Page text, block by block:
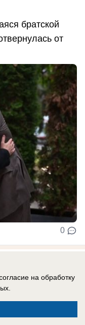
братской
от
0
на 9 августа
но и к
на обработку